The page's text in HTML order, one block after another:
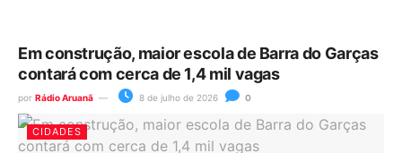
Em construção, maior escola de Barra do Garças
contará com cerca de 1,4 mil vagas
por Rádio Aruanã 8 de julho de 2026 0
CIDADES